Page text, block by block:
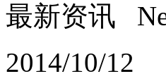
最新资讯
2014/10/12